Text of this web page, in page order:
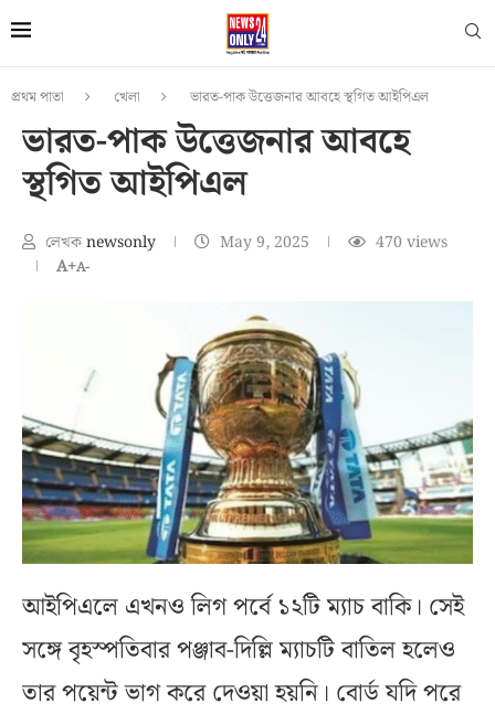
প্রথম পাতা খেলা ভারত-পাক উত্তেজনার আবহে স্থগিত আইপিএল
ভারত-পাক উত্তেজনার আবহে
স্থগিত আইপিএল
লেখকnewsonly May 9, 2025 470 views
A+A-
আইপিএলে এখনও লিগ পর্বে ১২টি ম্যাচ বাকি। সেই
সঙ্গে বৃহস্পতিবার পঞ্জাব-দিল্লি ম্যাচটি বাতিল হলেও
তার পয়েন্ট ভাগ করে দেওয়া হয়নি। বোর্ড যদি পরে